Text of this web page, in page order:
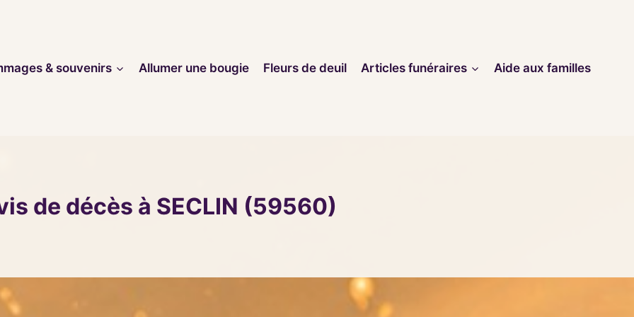
& souvenirs
Allumer une bougie Fleurs de deuil Articles funéraires Aide aux familles
de décès à SECLIN (59560)